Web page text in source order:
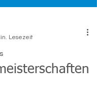
Lesezeit